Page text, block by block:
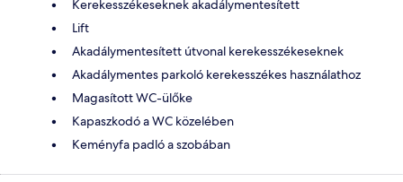
Kerekesszékeseknek akadálymentesített
Lift
Akadálymentesített útvonal kerekesszékeseknek
Akadálymentes parkoló kerekesszékes használathoz
Magasított WC-ülőke
Kapaszkodó a WC közelében
Keményfa padló a szobában